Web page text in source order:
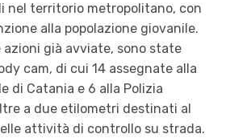
nel territorio metropolitano, con
alla popolazione giovanile.
azioni già avviate, sono state
cam, di cui 14 assegnate alla
di Catania e 6 alla Polizia
a due etilometri destinati al
attività di controllo su strada.